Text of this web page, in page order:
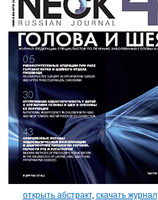
открыть абстракт, скачать журнал